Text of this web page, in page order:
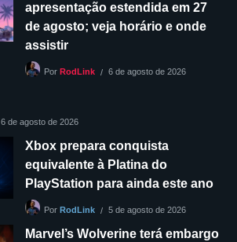
apresentação estendida em 27
de agosto; veja horário e onde
assistir
Por RodLink 6 de agosto de 2026
6 de agosto de 2026
Xbox prepara conquista
equivalente à Platina do
PlayStation para ainda este ano
Por RodLink 5 de agosto de 2026
Marvel’s Wolverine terá embargo